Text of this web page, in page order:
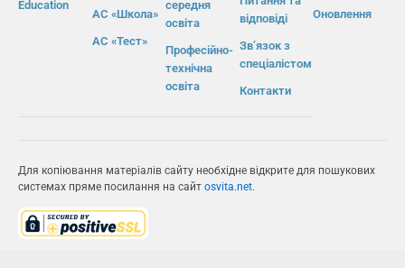
Education
АС «Школа»
АС «Тест»
середня
освіта
Професійно-
технічна
освіта
відповіді
Зв’язок з
спеціалістом
Контакти
Оновлення
Для копіювання матеріалів сайту необхідне відкрите для пошукових
системах пряме посилання на сайт osvita.net.